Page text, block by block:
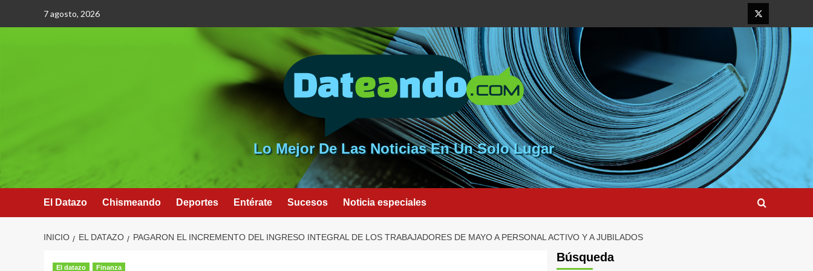
7 agosto, 2026
Elemento
del
menú
Lo Mejor De Las Noticias En Un Solo Lugar
El Datazo Chismeando Deportes Entérate Sucesos Noticia especiales
INICIO EL DATAZO PAGARON EL INCREMENTO DEL INGRESO INTEGRAL DE LOS TRABAJADORES DE MAYO A PERSONAL ACTIVO Y A JUBILADOS
El datazo Finanza
Búsqueda